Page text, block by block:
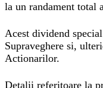
la un randament total
Acest dividend
Supraveghere si,
Actionarilor.
Detalii referitoare la